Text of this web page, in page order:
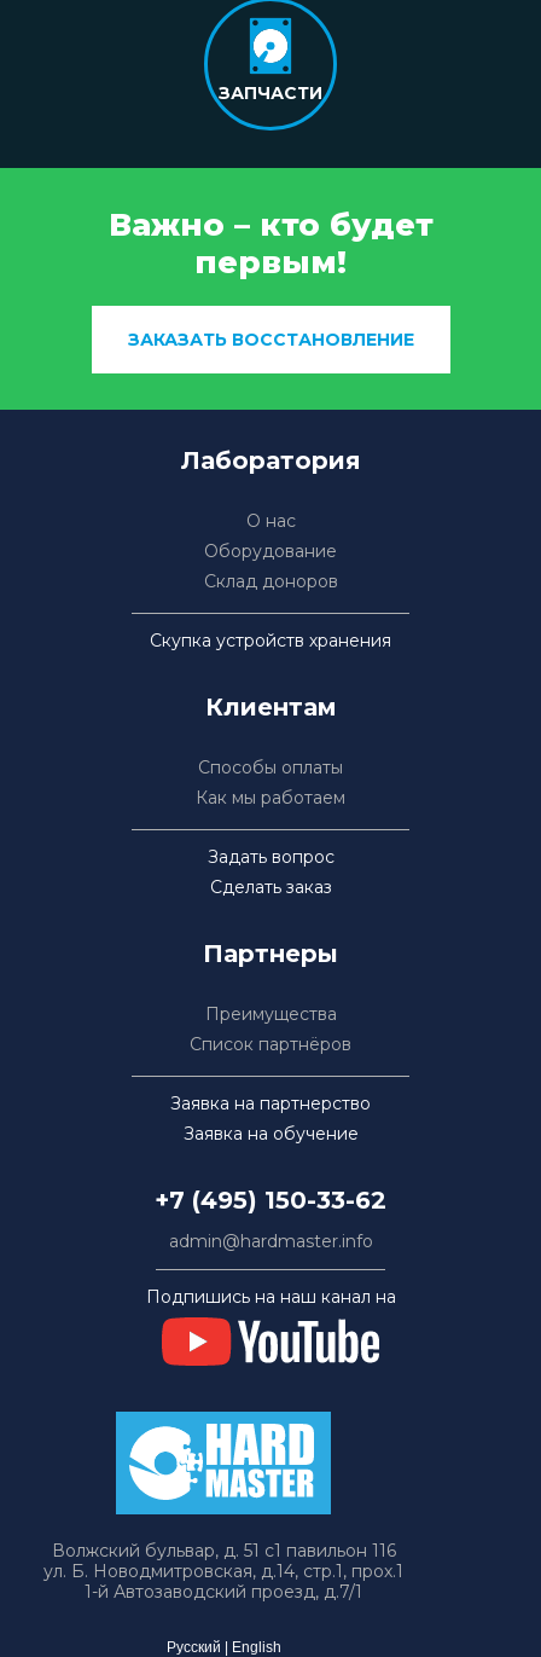
ЗАПЧАСТИ
Важно – кто будет
первым!
ЗАКАЗАТЬ ВОССТАНОВЛЕНИЕ
Лаборатория
О нас
Оборудование
Склад доноров
Скупка устройств хранения
Клиентам
Способы оплаты
Как мы работаем
Задать вопрос
Сделать заказ
Партнеры
Преимущества
Список партнёров
Заявка на партнерство
Заявка на обучение
+7 (495) 150-33-62
admin@hardmaster.info
Подпишись на наш канал на
Волжский бульвар, д. 51 с1 павильон 116
ул. Б. Новодмитровская, д.14, стр.1, прох.1
1-й Автозаводский проезд, д.7/1
Русский English